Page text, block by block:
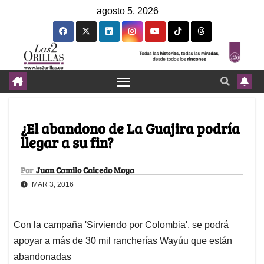
agosto 5, 2026
¿El abandono de La Guajira podría
llegar a su fin?
Por Juan Camilo Caicedo Moya
MAR 3, 2016
Con la campaña 'Sirviendo por Colombia', se podrá
apoyar a más de 30 mil rancherías Wayúu que están
abandonadas